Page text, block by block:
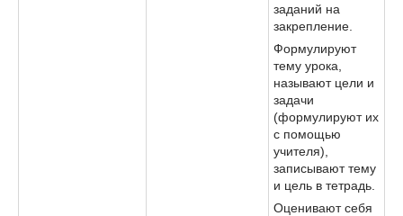
заданий на
закрепление.
Формулируют
тему урока,
называют цели и
задачи
(формулируют их
с помощью
учителя),
записывают тему
и цель в тетрадь.
Оценивают себя